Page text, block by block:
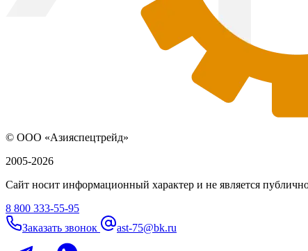
© ООО «Азияспецтрейд»
2005-2026
Сайт носит информационный характер и не является
8 800 333-55-95
Заказать звонок
ast-75@bk.ru